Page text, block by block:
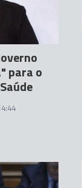
para o